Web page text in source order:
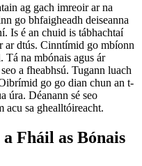
ag gach imreoir ar na
go bhfaigheadh deiseanna
Is é an chuid is tábhachtaí
ar dtús. Cinntímid go mbíonn
Tá na mbónais agus ár
a fheabhsú. Tugann luach
go go dian chun an t-
úra. Déanann sé seo
acu sa ghealltóireacht.
Fháil as Bónais